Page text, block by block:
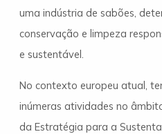
uma indústria de sabões,
conservação e limpeza
e sustentável.
No contexto europeu atual,
inúmeras atividades no
da Estratégia para a